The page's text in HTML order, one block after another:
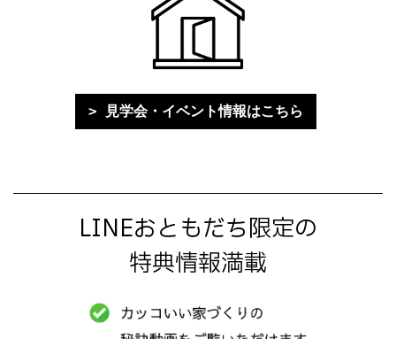
見学会・イベント情報はこちら
LINEおともだち限定の
特典情報満載